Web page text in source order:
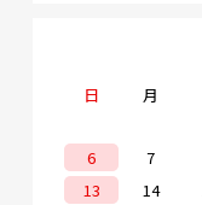
日 月
6
7
13
14